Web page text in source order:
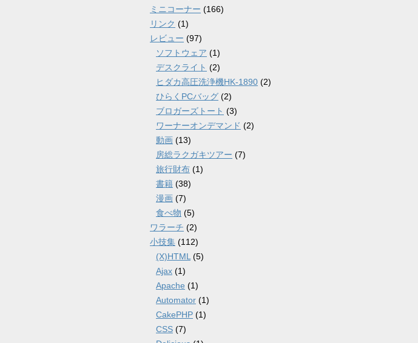
ミニコーナー (166)
リンク (1)
レビュー (97)
ソフトウェア (1)
デスクライト (2)
ヒダカ高圧洗浄機HK-1890 (2)
ひらくPCバッグ (2)
ブロガーズトート (3)
ワーナーオンデマンド (2)
動画 (13)
房総ラクガキツアー (7)
旅行財布 (1)
書籍 (38)
漫画 (7)
食べ物 (5)
ワラーチ (2)
小技集 (112)
(X)HTML (5)
Ajax (1)
Apache (1)
Automator (1)
CakePHP (1)
CSS (7)